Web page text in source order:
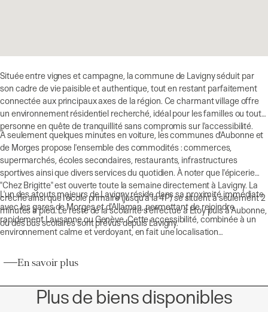
Située entre vignes et campagne, la commune de Lavigny séduit par
son cadre de vie paisible et authentique, tout en restant parfaitement
connectée aux principaux axes de la région. Ce charmant village offre
un environnement résidentiel recherché, idéal pour les familles ou toute
personne en quête de tranquillité sans compromis sur l'accessibilité.
À seulement quelques minutes en voiture, les communes d'Aubonne et
de Morges propose l'ensemble des commodités : commerces,
supermarchés, écoles secondaires, restaurants, infrastructures
sportives ainsi que divers services du quotidien. À noter que l'épicerie
"Chez Brigitte" est ouverte toute la semaine directement à Lavigny. La
crèche ainsi que l'école primaire (jusqu'à la 4P) se situent à seulement 2
minutes à pied. Le reste de la scolarité s'effectue à Etoy puis à Aubonne,
où des bus scolaires sont prévus depuis Lavigny.
L'un des atouts majeurs de Lavigny réside dans sa proximité immédiate
avec les gares de Morges et d'Allaman, permettant de rejoindre
rapidement Lausanne ou Genève. Cette accessibilité, combinée à un
environnement calme et verdoyant, en fait une localisation
mobilité.En savoir plus
Plus de biens disponibles